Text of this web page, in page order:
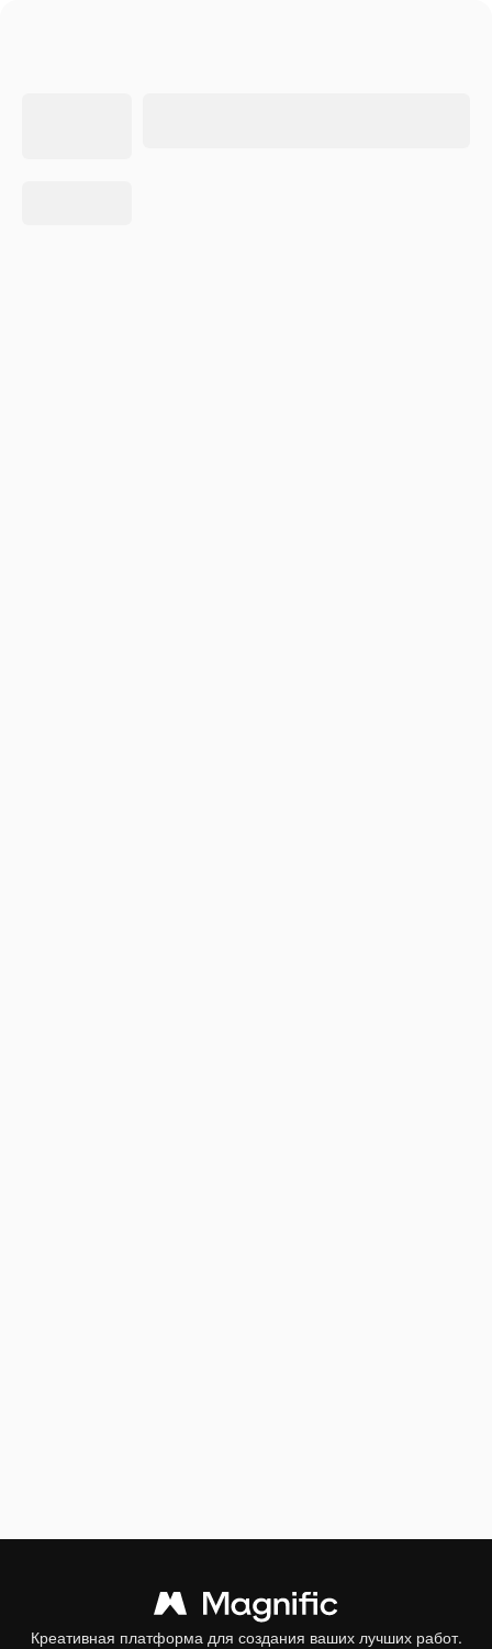
Креативная платформа для создания ваших лучших работ.